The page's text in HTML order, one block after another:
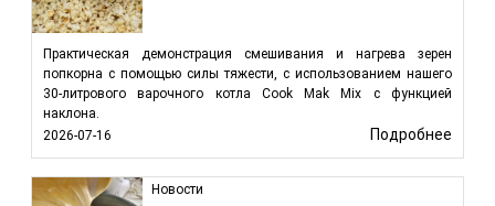
Практическая демонстрация смешивания и нагрева зерен
попкорна с помощью силы тяжести, с использованием нашего
30-литрового варочного котла Cook Mak Mix с функцией
наклона.
2026-07-16
Подробнее
Новости